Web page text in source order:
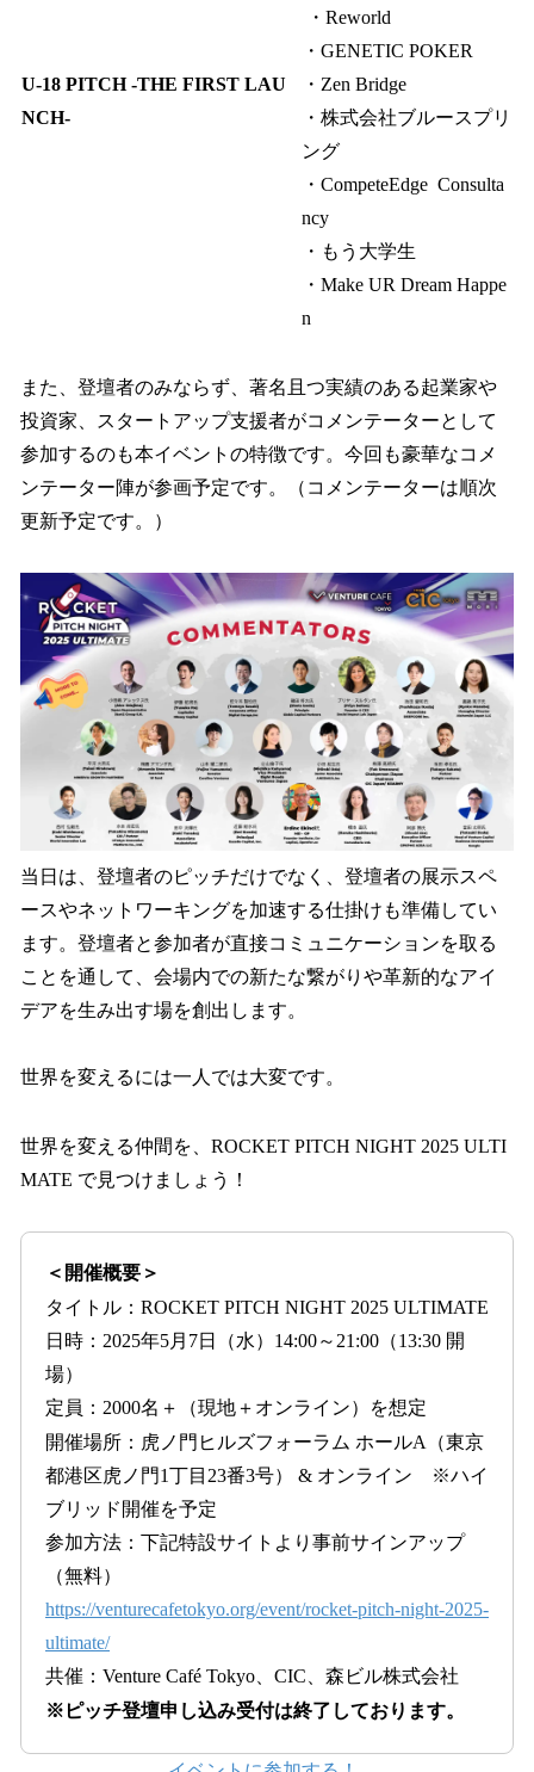
U-18 PITCH -THE FIRST LAU
NCH-
・Reworld
・GENETIC POKER
・Zen Bridge
・株式会社ブルースプリ
ング
・CompeteEdge Consulta
ncy
・もう大学生
・Make UR Dream Happe
n
また、登壇者のみならず、著名且つ実績のある起業家や
投資家、スタートアップ支援者がコメンテーターとして
参加するのも本イベントの特徴です。今回も豪華なコメ
ンテーター陣が参画予定です。（コメンテーターは順次
更新予定です。）
当日は、登壇者のピッチだけでなく、登壇者の展示スペ
ースやネットワーキングを加速する仕掛けも準備してい
ます。登壇者と参加者が直接コミュニケーションを取る
ことを通して、会場内での新たな繋がりや革新的なアイ
デアを生み出す場を創出します。
世界を変えるには一人では大変です。
世界を変える仲間を、ROCKET PITCH NIGHT 2025 ULTI
MATE で見つけましょう！
＜開催概要＞
タイトル：ROCKET PITCH NIGHT 2025 ULTIMATE
日時：2025年5月7日（水）14:00～21:00（13:30 開
場）
定員：2000名＋（現地＋オンライン）を想定
開催場所：虎ノ門ヒルズフォーラム ホールA（東京
都港区虎ノ門1丁目23番3号） & オンライン ※ハイ
ブリッド開催を予定
参加方法：下記特設サイトより事前サインアップ
（無料）
https://venturecafetokyo.org/event/rocket-pitch-night-2025-
ultimate/
共催：Venture Café Tokyo、CIC、森ビル株式会社
※ピッチ登壇申し込み受付は終了しております。